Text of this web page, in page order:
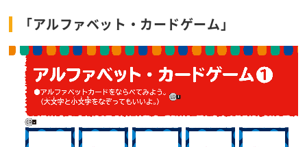
「アルファベット・カードゲーム」